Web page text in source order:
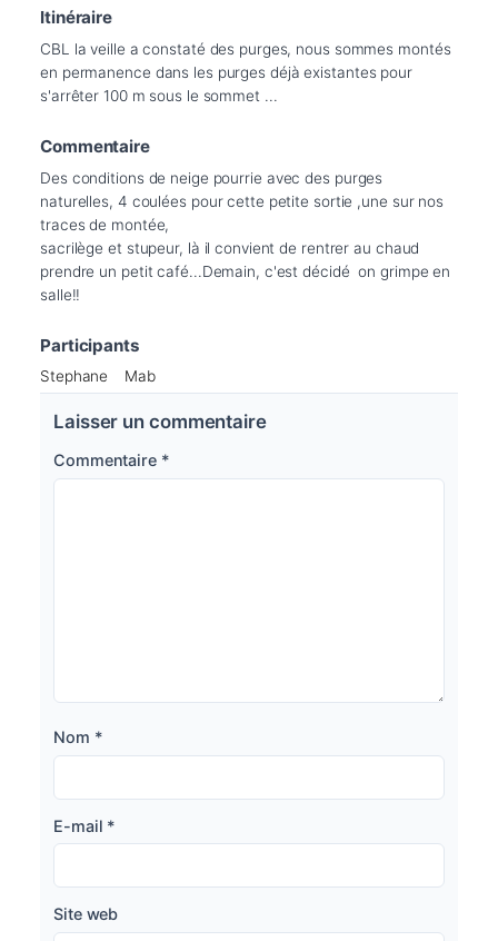
Itinéraire
CBL la veille a constaté des purges, nous sommes montés
en permanence dans les purges déjà existantes pour
s'arrêter 100 m sous le sommet ...
Commentaire
Des conditions de neige pourrie avec des purges
naturelles, 4 coulées pour cette petite sortie ,une sur nos
traces de montée,
sacrilège et stupeur, là il convient de rentrer au chaud
prendre un petit café...Demain, c'est décidé  on grimpe en
Participants
Stephane Mab
Laisser un commentaire
Commentaire *
Nom *
E-mail *
Site web